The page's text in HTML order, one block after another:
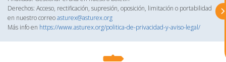
Derechos: Acceso, rectificación, supresión, oposición, limitación o portabilidad
en nuestro correoasturex@asturex.org
Más info en https://www.asturex.org/politica-de-privacidad-y-aviso-legal/
¡Hola, soy Astu Estoy aquí para
ayudarte con la internacionalización de
tu empresa e informarte sobre los
eventos y actividades que lleva a cabo
Asturex.